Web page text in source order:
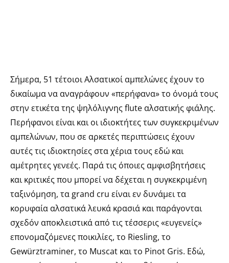
Σήμερα, 51 τέτοιοι Αλσατικοί αμπελώνες έχουν το
δικαίωμα να αναγράφουν «περήφανα» το όνομά τους
στην ετικέτα της ψηλόλιγνης flute αλσατικής φιάλης.
Περήφανοι είναι και οι ιδιοκτήτες των συγκεκριμένων
αμπελώνων, που σε αρκετές περιπτώσεις έχουν
αυτές τις ιδιοκτησίες στα χέρια τους εδώ και
αμέτρητες γενεές. Παρά τις όποιες αμφισβητήσεις
και κριτικές που μπορεί να δέχεται η συγκεκριμένη
ταξινόμηση, τα grand cru είναι εν δυνάμει τα
κορυφαία αλσατικά λευκά κρασιά και παράγονται
σχεδόν αποκλειστικά από τις τέσσερις «ευγενείς»
επονομαζόμενες ποικιλίες, το Riesling, το
Gewürztraminer, το Muscat και το Pinot Gris. Εδώ,